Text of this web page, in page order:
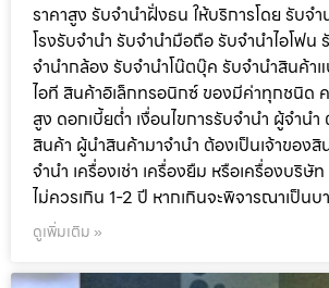
ราคาสูง รับจำนำฝั่งธน ให้บริการโดย รับจํ
โรงรับจำนำ รับจำนำมือถือ รับจำนำไอโฟน
จำนำกล้อง รับจำนำโน๊ตบุ๊ค รับจำนำสินค้า
ไอที สินค้าอิเล็กทรอนิกซ์ ของมีค่าทุกชนิด
สูง ดอกเบี้ยต่ำ เงื่อนไขการรับจำนำ ผู้จำนำ
สินค้า ผู้นำสินค้ามาจำนำ ต้องเป็นเจ้าของสิ
จำนำ เครื่องเช่า เครื่องยืม หรือเครื่องบริษั
ไม่ควรเกิน 1-2 ปี หากเกินจะพิจารณาเป็นบ
ดูเพิ่มเติม »